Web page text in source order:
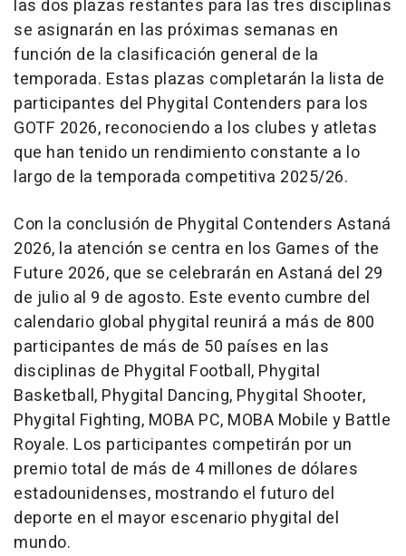
las dos plazas restantes para las tres disciplinas
se asignarán en las próximas semanas en
función de la clasificación general de la
temporada. Estas plazas completarán la lista de
participantes del Phygital Contenders para los
GOTF 2026, reconociendo a los clubes y atletas
que han tenido un rendimiento constante a lo
largo de la temporada competitiva 2025/26.
Con la conclusión de Phygital Contenders Astaná
2026, la atención se centra en los Games of the
Future 2026, que se celebrarán en Astaná del 29
de julio al 9 de agosto. Este evento cumbre del
calendario global phygital reunirá a más de 800
participantes de más de 50 países en las
disciplinas de Phygital Football, Phygital
Basketball, Phygital Dancing, Phygital Shooter,
Phygital Fighting, MOBA PC, MOBA Mobile y Battle
Royale. Los participantes competirán por un
premio total de más de 4 millones de dólares
estadounidenses, mostrando el futuro del
deporte en el mayor escenario phygital del
mundo.